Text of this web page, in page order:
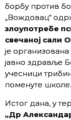
борбу против
„Вождовац“
злоупотребе
свечаној сали
је
јавно здравље
учесници
поменуте школе.
Истог дана, у
„Др